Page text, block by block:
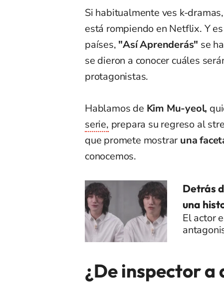
Si habitualmente ves k-
está rompiendo en Netflix. Y
países, "Así Aprenderás" se
se dieron a conocer cuáles
protagonistas.
Hablamos de Kim Mu-yeol,
serie, prepara su regreso al
que promete mostrar una
conocemos.
Detrás
una
El actor
¿De inspector a